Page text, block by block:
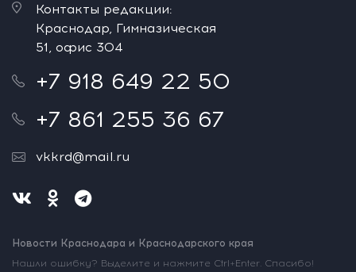
Контакты редакции:
Краснодар, Гимназическая
51, офис 304
+7 918 649 22 50
+7 861 255 36 67
vkkrd@mail.ru
Новости Краснодара и Краснодарского края
Нашли ошибку? Выделите и нажмите Ctrl+Enter. Спасибо!